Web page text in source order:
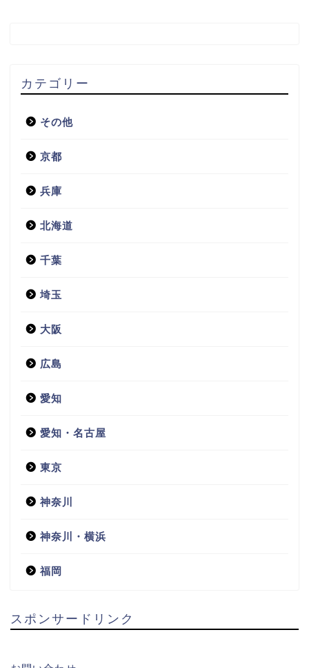
カテゴリー
その他
京都
兵庫
北海道
千葉
埼玉
大阪
広島
愛知
愛知・名古屋
東京
神奈川
神奈川・横浜
福岡
スポンサードリンク